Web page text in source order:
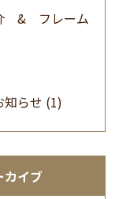
& フレーム
知らせ (1)
カイブ